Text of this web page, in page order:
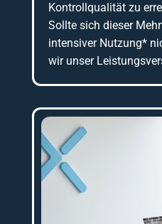
Kontrollqualität zu
Sollte sich dieser
intensiver Nutzung*
wir unser